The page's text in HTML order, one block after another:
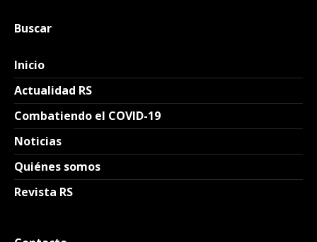
Buscar
Inicio
Actualidad RS
Combatiendo el COVID-19
Noticias
Quiénes somos
Revista RS